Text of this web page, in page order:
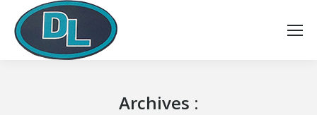
Archives :